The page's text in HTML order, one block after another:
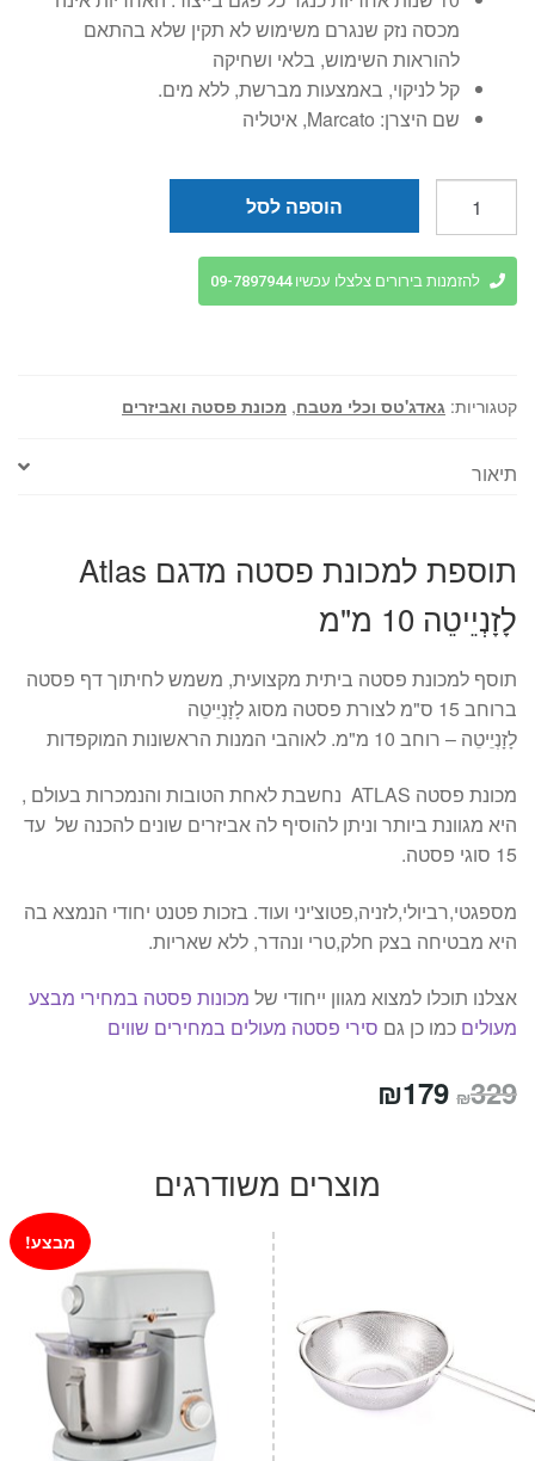
מכסה נזק שנגרם משימוש לא תקין שלא בהתאם
להוראות השימוש, בלאי ושחיקה
קל לניקוי, באמצעות מברשת, ללא מים.
שם היצרן: Marcato, איטליה
תוספת
למכונת
פסטה
לזנייטה
הוספה לסל
להזמנות בירורים צלצלו עכשיו 09-7897944
קטגוריות: גאדג'טס וכלי מטבח, מכונת פסטה ואביזרים
תיאור
תוספת למכונת פסטה מדגם Atlas
לָזָנְיֵיטֵה 10 מ"מ
תוסף למכונת פסטה ביתית מקצועית, משמש לחיתוך דף פסטה
ברוחב 15 ס"מ לצורת פסטה מסוג לָזָנְיֵיטֵה
לָזָנְיֵיטֵה – רוחב 10 מ"מ. לאוהבי המנות הראשונות המוקפדות
מכונת פסטה ATLAS נחשבת לאחת הטובות והנמכרות בעולם ,
היא מגוונת ביותר וניתן להוסיף לה אביזרים שונים להכנה של עד
15 סוגי פסטה.
מספגטי,רביולי,לזניה,פטוצ'יני ועוד. בזכות פטנט יחודי הנמצא בה
היא מבטיחה בצק חלק,טרי ונהדר, ללא שאריות.
אצלנו תוכלו למצוא מגוון ייחודי של מכונות פסטה במחירי מבצע
מעולים כמו כן גם סירי פסטה מעולים במחירים שווים
₪329 המחיר
₪179
הוא:
מוצרים משודרגים
מבצע!